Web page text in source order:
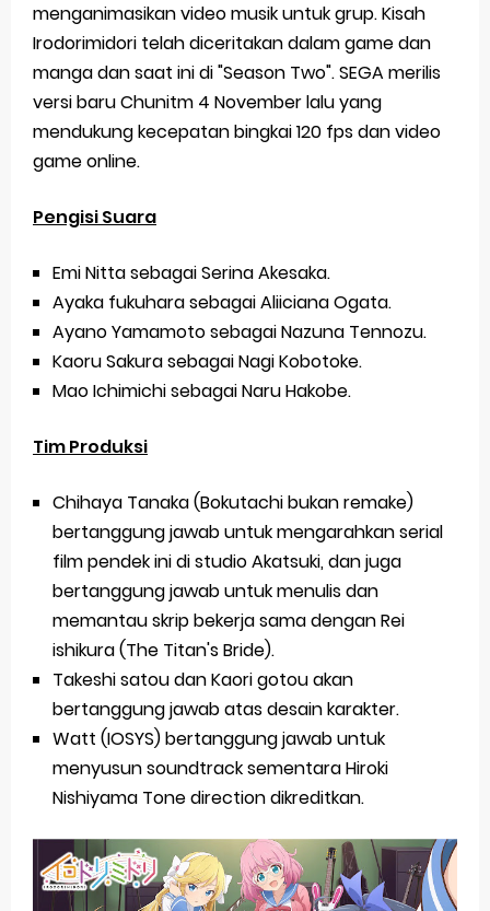
menganimasikan video musik untuk grup. Kisah
Irodorimidori telah diceritakan dalam game dan
manga dan saat ini di "Season Two". SEGA merilis
versi baru Chunitm 4 November lalu yang
mendukung kecepatan bingkai 120 fps dan video
game online.
Pengisi Suara
Emi Nitta sebagai Serina Akesaka.
Ayaka fukuhara sebagai Aliiciana Ogata.
Ayano Yamamoto sebagai Nazuna Tennozu.
Kaoru Sakura sebagai Nagi Kobotoke.
Mao Ichimichi sebagai Naru Hakobe.
Tim Produksi
Chihaya Tanaka (Bokutachi bukan remake)
bertanggung jawab untuk mengarahkan serial
film pendek ini di studio Akatsuki, dan juga
bertanggung jawab untuk menulis dan
memantau skrip bekerja sama dengan Rei
ishikura (The Titan's Bride).
Takeshi satou dan Kaori gotou akan
bertanggung jawab atas desain karakter.
Watt (IOSYS) bertanggung jawab untuk
menyusun soundtrack sementara Hiroki
Nishiyama Tone direction dikreditkan.